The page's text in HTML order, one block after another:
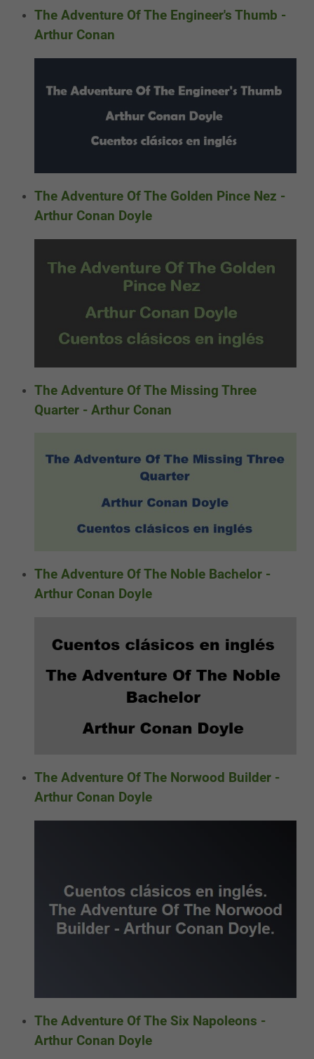
The Adventure Of The Engineer's Thumb -
Arthur Conan
The Adventure Of The Golden Pince Nez -
Arthur Conan Doyle
The Adventure Of The Missing Three
Quarter - Arthur Conan
The Adventure Of The Noble Bachelor -
Arthur Conan Doyle
The Adventure Of The Norwood Builder -
Arthur Conan Doyle
The Adventure Of The Six Napoleons -
Arthur Conan Doyle